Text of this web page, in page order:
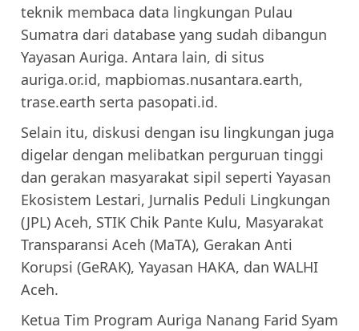
teknik membaca data lingkungan Pulau
Sumatra dari database yang sudah dibangun
Yayasan Auriga. Antara lain, di situs
auriga.or.id, mapbiomas.nusantara.earth,
trase.earth serta pasopati.id.
Selain itu, diskusi dengan isu lingkungan juga
digelar dengan melibatkan perguruan tinggi
dan gerakan masyarakat sipil seperti Yayasan
Ekosistem Lestari, Jurnalis Peduli Lingkungan
(JPL) Aceh, STIK Chik Pante Kulu, Masyarakat
Transparansi Aceh (MaTA), Gerakan Anti
Korupsi (GeRAK), Yayasan HAKA, dan WALHI
Aceh.
Ketua Tim Program Auriga Nanang Farid Syam